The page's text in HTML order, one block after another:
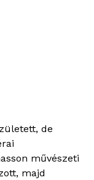
de
művészeti
majd